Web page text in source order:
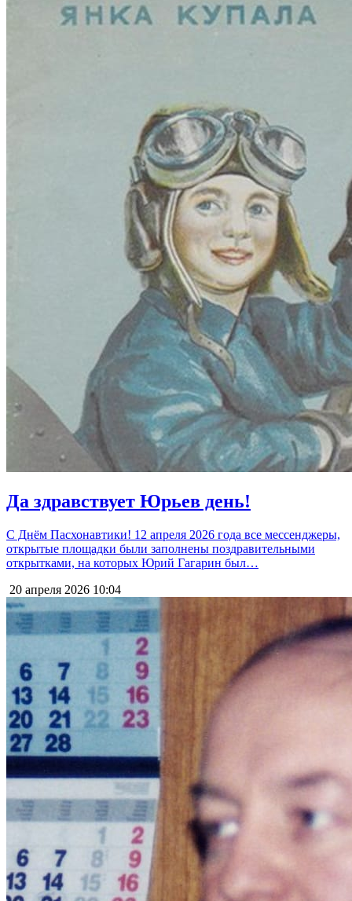
Да здравствует Юрьев день!
С Днём Пасхонавтики! 12 апреля 2026 года все мессенджеры,
открытые площадки были заполнены поздравительными
открытками, на которых Юрий Гагарин был…
20 апреля 2026 10:04